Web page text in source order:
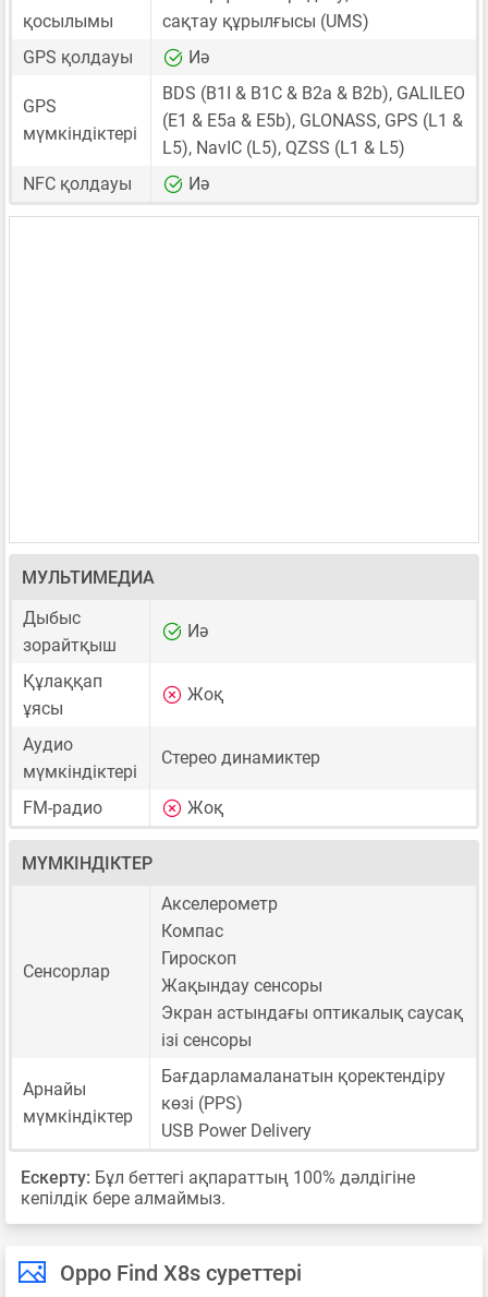
қосылымы
сақтау құрылғысы (UMS)
GPS қолдауы
Иә
GPS
мүмкіндіктері
BDS (B1I & B1C & B2a & B2b), GALILEO
(E1 & E5a & E5b), GLONASS, GPS (L1 &
L5), NavIC (L5), QZSS (L1 & L5)
NFC қолдауы
Иә
МУЛЬТИМЕДИА
Дыбыс
зорайтқыш
Иә
Құлаққап
ұясы
Жоқ
Аудио
мүмкіндіктері
Стерео динамиктер
FM-радио Жоқ
МҮМКІНДІКТЕР
Сенсорлар
Акселерометр
Компас
Гироскоп
Жақындау сенсоры
Экран астындағы оптикалық саусақ
ізі сенсоры
Арнайы
мүмкіндіктер
Бағдарламаланатын қоректендіру
көзі (PPS)
USB Power Delivery
Ескерту: Бұл беттегі ақпараттың 100% дәлдігіне
кепілдік бере алмаймыз.
Oppo Find X8s суреттері